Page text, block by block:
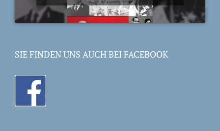
SIE FINDEN UNS AUCH BEI FACEBOOK